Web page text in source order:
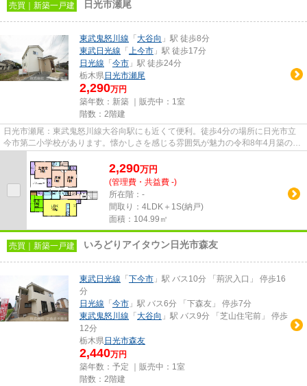
売買｜新築一戸建 日光市瀬尾
東武鬼怒川線 「 大谷向 」駅 徒歩8分
東武日光線 「 上今市 」駅 徒歩17分
日光線 「 今市 」駅 徒歩24分
栃木県日光市瀬尾
2,290万円
築年数：新築 ｜販売中： 1室
階数：2階建
日光市瀬尾：東武鬼怒川線大谷向駅にも近くて便利。徒歩4分の場所に日光市立
今市第二小学校があります。懐かしさを感じる雰囲気が魅力の令和8年4月築の物
2,290万円
(管理費・共益費 -)
所在階：-
間取り：4LDK＋1S(納戸)
面積：104.99㎡
売買｜新築一戸建 いろどりアイタウン日光市森友
東武日光線 「 下今市 」駅 バス10分 「荊沢入口」 停歩16
分
日光線 「 今市 」駅 バス6分 「下森友」 停歩7分
東武鬼怒川線 「 大谷向 」駅 バス9分 「芝山住宅前」 停歩
12分
栃木県日光市森友
2,440万円
築年数：予定 ｜販売中： 1室
階数：2階建